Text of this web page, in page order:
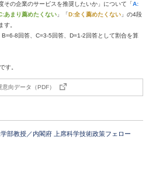
その企業のサービスを推奨したいか」について「A:
あまり薦めたくない 」「D:全く薦めたくない 」の4段
す。
8回答、C=3-5回答、D=1-2回答として割合を算
す。
意向データ（PDF）
部教授／内閣府 上席科学技術政策フェロー